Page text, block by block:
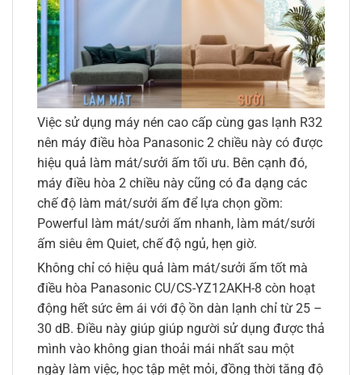
Việc sử dụng máy nén cao cấp cùng gas lạnh R32
nên máy điều hòa Panasonic 2 chiều này có được
hiệu quả làm mát/sưởi ấm tối ưu. Bên cạnh đó,
máy điều hòa 2 chiều này cũng có đa dạng các
chế độ làm mát/sưởi ấm để lựa chọn gồm:
Powerful làm mát/sưởi ấm nhanh, làm mát/sưởi
ấm siêu êm Quiet, chế độ ngủ, hẹn giờ.
Không chỉ có hiệu quả làm mát/sưởi ấm tốt mà
điều hòa Panasonic CU/CS-YZ12AKH-8 còn hoạt
động hết sức êm ái với độ ồn dàn lạnh chỉ từ 25 –
30 dB. Điều này giúp giúp người sử dụng được thả
mình vào không gian thoải mái nhất sau một
ngày làm việc, học tập mệt mỏi, đồng thời tăng độ